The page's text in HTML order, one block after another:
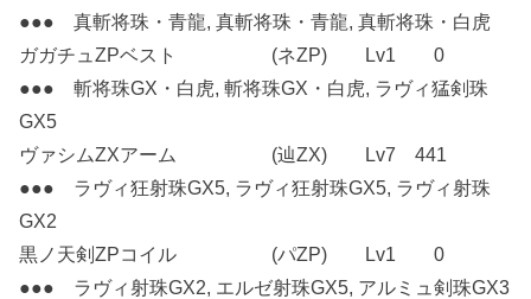
●●● 真斬将珠・青龍, 真斬将珠・青龍, 真斬将珠・白虎
ガガチュZPベスト (ネZP) Lv1 0
●●● 斬将珠GX・白虎, 斬将珠GX・白虎, ラヴィ猛剣珠
GX5
ヴァシムZXアーム (辿ZX) Lv7 441
●●● ラヴィ狂射珠GX5, ラヴィ狂射珠GX5, ラヴィ射珠
GX2
黒ノ天剣ZPコイル (パZP) Lv1 0
●●● ラヴィ射珠GX2, エルゼ射珠GX5, アルミュ剣珠GX3